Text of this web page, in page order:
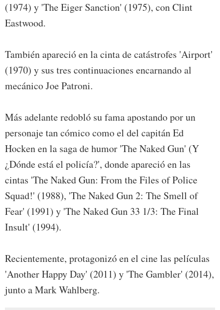
(1974) y 'The Eiger Sanction' (1975), con Clint
Eastwood.
También apareció en la cinta de catástrofes 'Airport'
(1970) y sus tres continuaciones encarnando al
mecánico Joe Patroni.
Más adelante redobló su fama apostando por un
personaje tan cómico como el del capitán Ed
Hocken en la saga de humor 'The Naked Gun' (Y
¿Dónde está el policía?', donde apareció en las
cintas 'The Naked Gun: From the Files of Police
Squad!' (1988), 'The Naked Gun 2: The Smell of
Fear' (1991) y 'The Naked Gun 33 1/3: The Final
Insult' (1994).
Recientemente, protagonizó en el cine las películas
'Another Happy Day' (2011) y 'The Gambler' (2014),
junto a Mark Wahlberg.